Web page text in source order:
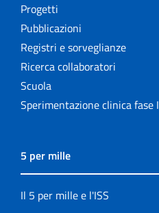
Progetti
Pubblicazioni
Registri e sorveglianze
Ricerca collaboratori
Scuola
Sperimentazione clinica fase I
5 per mille
Il 5 per mille e l'ISS